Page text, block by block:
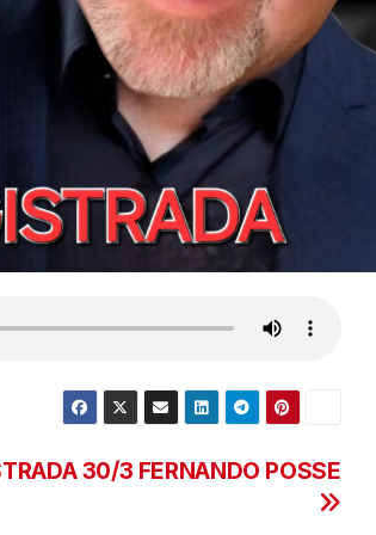
30/3 FERNANDO POSSE